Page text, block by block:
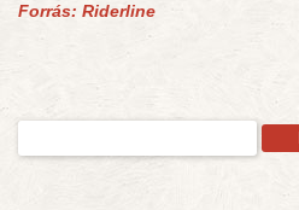
Forrás: Riderline